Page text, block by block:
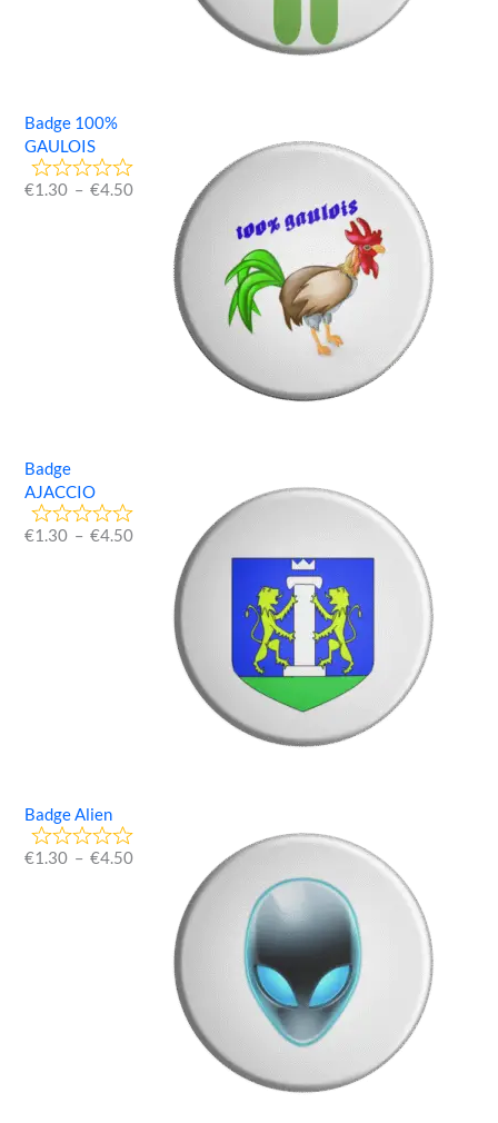
Badge 100%
GAULOIS
€1.30 – €4.50
Badge
AJACCIO
€1.30 – €4.50
Badge Alien
€1.30 – €4.50